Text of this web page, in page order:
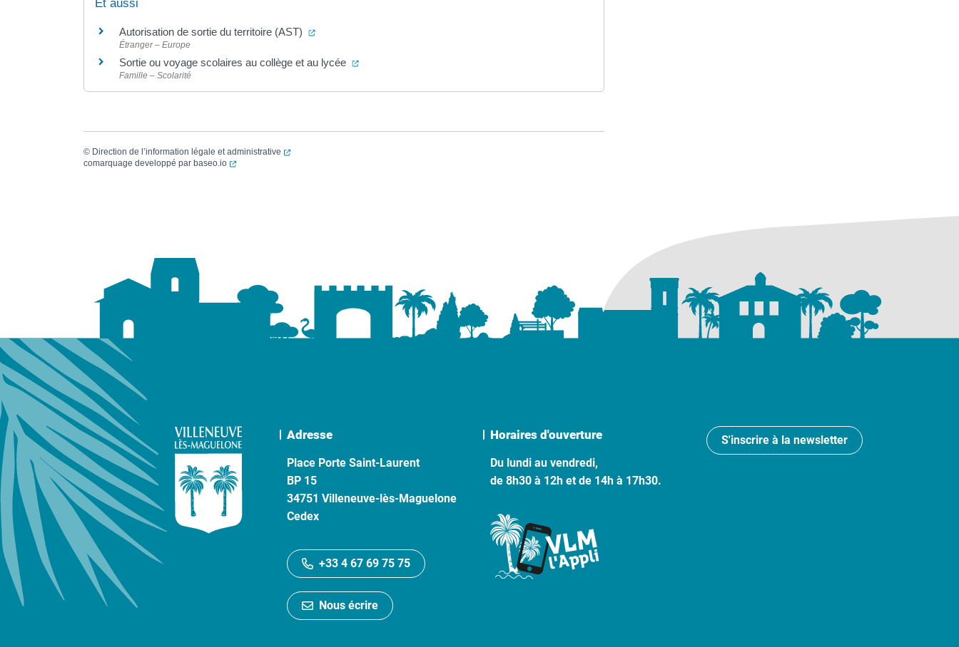
Et aussi
Autorisation de sortie du territoire (AST) (ouverture dans un nouvel onglet)
Étranger – Europe
Sortie ou voyage scolaires au collège et au lycée (ouverture dans un nouvel onglet)
Famille – Scolarité
© Direction de l’information légale et administrative
(ouverture dans un nouvel onglet)
comarquage developpé par baseo.io (ouverture dans un nouvel onglet)
Adresse
Place Porte Saint-Laurent
BP 15
34751 Villeneuve-lès-Maguelone
Cedex
+33 4 67 69 75 75
Nous écrire
Horaires d'ouverture
Du lundi au vendredi,
de 8h30 à 12h et de 14h à 17h30.
S'inscrire à la newsletter